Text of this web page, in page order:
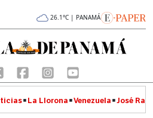
26.1°C | PANAMÁ
La Llorona Venezuela José